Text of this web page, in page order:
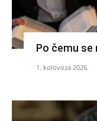
Po čemu se
1. kolovoza 2026.